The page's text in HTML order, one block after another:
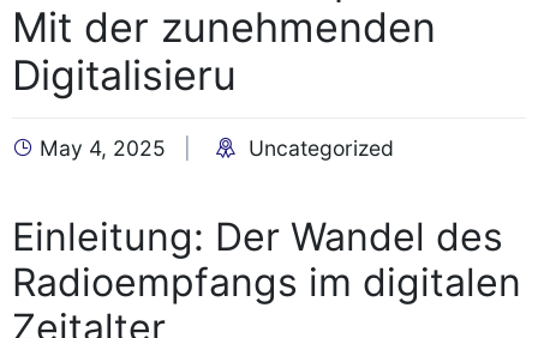
Mit der zunehmenden
Digitalisieru
May 4, 2025 Uncategorized
Einleitung: Der Wandel des
Radioempfangs im digitalen
Zeitalter